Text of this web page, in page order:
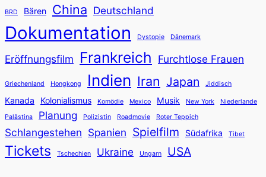
BRD Bären China Deutschland
Dokumentation Dystopie Dänemark
Eröffnungsfilm Frankreich Furchtlose Frauen
Griechenland Hongkong Indien Iran Japan Jiddisch
Kanada Kolonialismus Komödie Mexico Musik New York
Niederlande
Palästina
Planung Polizistin Roadmovie Roter Teppich
Schlangestehen Spanien Spielfilm Südafrika Tibet
Tickets Tschechien Ukraine Ungarn USA